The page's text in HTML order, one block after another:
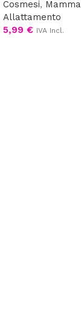
Cosmesi, Mamma
Allattamento
5,99 € IVA Incl.